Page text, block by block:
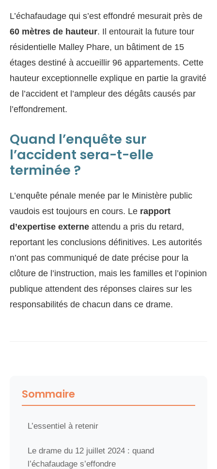
L’échafaudage qui s’est effondré mesurait près de
60 mètres de hauteur. Il entourait la future tour
résidentielle Malley Phare, un bâtiment de 15
étages destiné à accueillir 96 appartements. Cette
hauteur exceptionnelle explique en partie la gravité
de l’accident et l’ampleur des dégâts causés par
l’effondrement.
Quand l’enquête sur
l’accident sera-t-elle
terminée ?
L’enquête pénale menée par le Ministère public
vaudois est toujours en cours. Le rapport
d’expertise externe attendu a pris du retard,
reportant les conclusions définitives. Les autorités
n’ont pas communiqué de date précise pour la
clôture de l’instruction, mais les familles et l’opinion
publique attendent des réponses claires sur les
responsabilités de chacun dans ce drame.
Sommaire
L’essentiel à retenir
Le drame du 12 juillet 2024 : quand
l’échafaudage s’effondre